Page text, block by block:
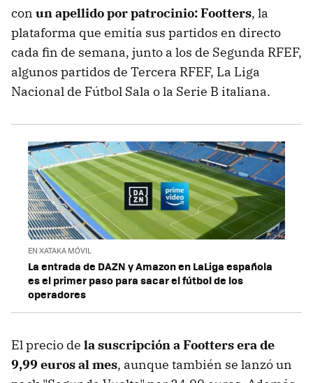
con un apellido por patrocinio: Footters, la
plataforma que emitía sus partidos en directo
cada fin de semana, junto a los de Segunda RFEF,
algunos partidos de Tercera RFEF, La Liga
Nacional de Fútbol Sala o la Serie B italiana.
EN XATAKA MÓVIL
La entrada de DAZN y Amazon en LaLiga española
es el primer paso para sacar el fútbol de los
operadores
El precio de la suscripción a Footters era de
9,99 euros al mes, aunque también se lanzó un